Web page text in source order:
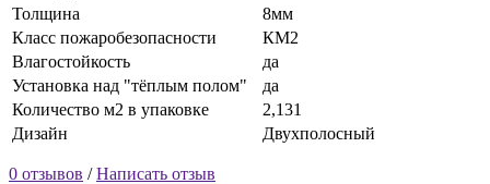
Толщина
8мм
Класс пожаробезопасности
КМ2
Влагостойкость
да
Установка над "тёплым полом"
да
Количество м2 в упаковке
2,131
Дизайн
Двухполосный
0 отзывов /Написать отзыв